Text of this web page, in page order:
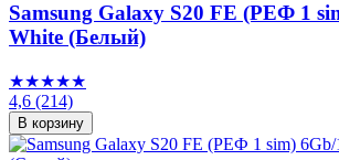
Samsung Galaxy S20 FE (РЕФ 1
White (Белый)
★★★★★
4,6 (214)
В корзину